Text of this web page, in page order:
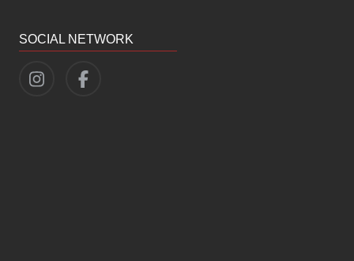
SOCIAL NETWORK